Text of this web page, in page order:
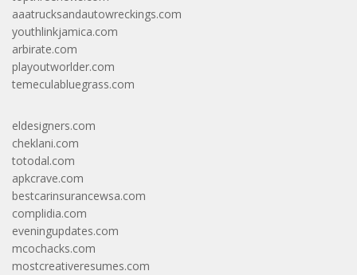
aaatrucksandautowreckings.com
youthlinkjamica.com
arbirate.com
playoutworlder.com
temeculabluegrass.com
eldesigners.com
cheklani.com
totodal.com
apkcrave.com
bestcarinsurancewsa.com
complidia.com
eveningupdates.com
mcochacks.com
mostcreativeresumes.com